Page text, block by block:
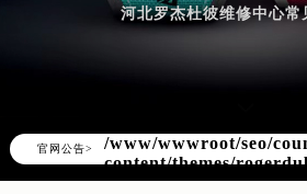
河北罗杰杜彼维修中心常
官网公告>
Warning: Invalid
foreach() in